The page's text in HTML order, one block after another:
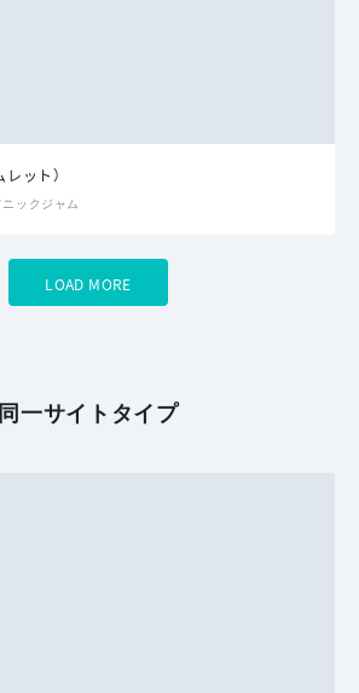
ット）
ックジャム
LOAD MORE
同一サイトタイプ